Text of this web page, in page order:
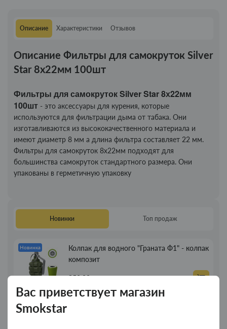
Вас приветствует магазин
Smokstar
Описание Характеристики Отзывов
Описание Фильтры для самокруток Silver
Star 8х22мм 100шт
Фильтры для самокруток Silver Star 8х22мм
100шт - это аксессуары для курения, которые
используются для фильтрации дыма от табака. Они
изготавливаются из высококачественного материала и
имеют диаметр 8 мм а длина фильтра составляет 22 мм.
Фильтры для самокруток 8х22мм подходят для
большинства самокруток стандартного размера. Они
упакованы в герметичную упаковку
П
р
с
т
о
ч
Новинки Топ продаж
Новинка
Колпак для водного "Граната Ф1" - колпак
композит
350.00грн.
Новинка